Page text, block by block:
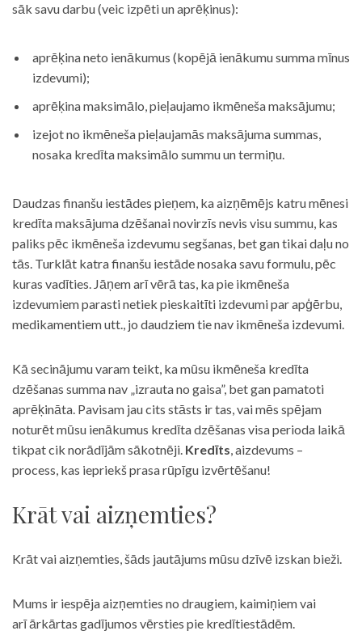
sāk savu darbu (veic izpēti un aprēķinus):
aprēķina neto ienākumus (kopējā ienākumu summa mīnus
izdevumi);
aprēķina maksimālo, pieļaujamo ikmēneša maksājumu;
izejot no ikmēneša pieļaujamās maksājuma summas,
nosaka kredīta maksimālo summu un termiņu.
Daudzas finanšu iestādes pieņem, ka aizņēmējs katru mēnesi
kredīta maksājuma dzēšanai novirzīs nevis visu summu, kas
paliks pēc ikmēneša izdevumu segšanas, bet gan tikai daļu no
tās. Turklāt katra finanšu iestāde nosaka savu formulu, pēc
kuras vadīties. Jāņem arī vērā tas, ka pie ikmēneša
izdevumiem parasti netiek pieskaitīti izdevumi par apģērbu,
medikamentiem utt., jo daudziem tie nav ikmēneša izdevumi.
Kā secinājumu varam teikt, ka mūsu ikmēneša kredīta
dzēšanas summa nav „izrauta no gaisa”, bet gan pamatoti
aprēķināta. Pavisam jau cits stāsts ir tas, vai mēs spējam
noturēt mūsu ienākumus kredīta dzēšanas visa perioda laikā
tikpat cik norādījām sākotnēji. Kredīts, aizdevums –
process, kas iepriekš prasa rūpīgu izvērtēšanu!
Krāt vai aizņemties?
Krāt vai aizņemties, šāds jautājums mūsu dzīvē izskan bieži.
Mums ir iespēja aizņemties no draugiem, kaimiņiem vai
arī ārkārtas gadījumos vērsties pie kredītiestādēm.